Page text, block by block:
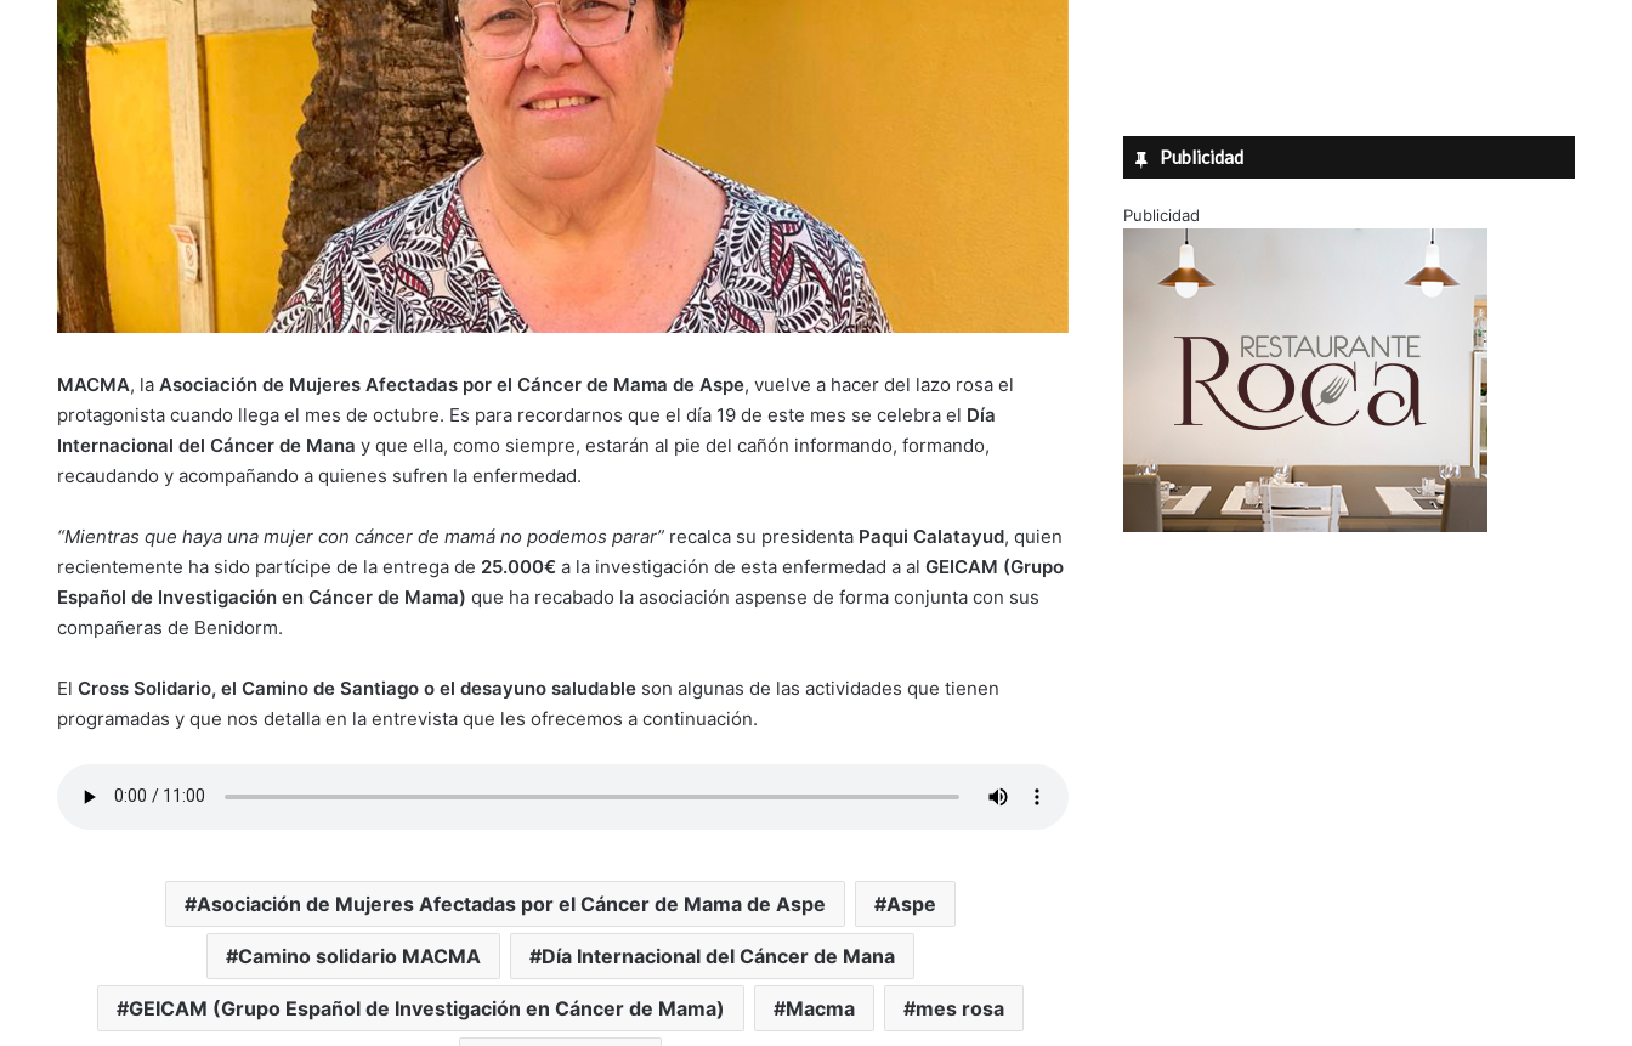
MACMA, la Asociación de Mujeres Afectadas por el Cáncer de Mama de Aspe, vuelve a hacer del lazo rosa el
protagonista cuando llega el mes de octubre. Es para recordarnos que el día 19 de este mes se celebra el Día
Internacional del Cáncer de Mana y que ella, como siempre, estarán al pie del cañón informando, formando,
recaudando y acompañando a quienes sufren la enfermedad.
“Mientras que haya una mujer con cáncer de mamá no podemos parar” recalca su presidenta Paqui Calatayud, quien
recientemente ha sido partícipe de la entrega de 25.000€ a la investigación de esta enfermedad a al GEICAM (Grupo
Español de Investigación en Cáncer de Mama) que ha recabado la asociación aspense de forma conjunta con sus
compañeras de Benidorm.
El Cross Solidario, el Camino de Santiago o el desayuno saludable son algunas de las actividades que tienen
programadas y que nos detalla en la entrevista que les ofrecemos a continuación.
Asociación de Mujeres Afectadas por el Cáncer de Mama de Aspe Aspe
Camino solidario MACMA Día Internacional del Cáncer de Mana
GEICAM (Grupo Español de Investigación en Cáncer de Mama) Macma mes rosa
Publicidad
Publicidad